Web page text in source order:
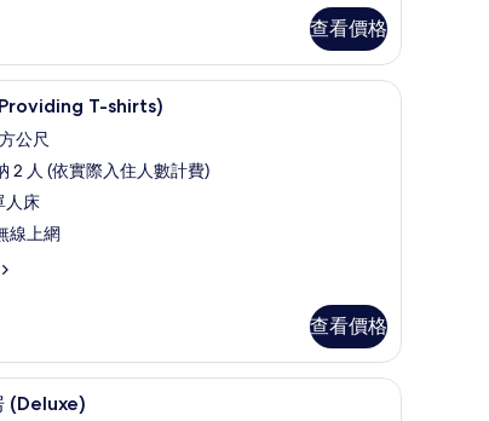
查看價格
桌 雙床房 (Providing T-shirts) | 高級寢具、迷你
T-shirts)
公尺
2 人 (依實際入住人數計費)
人床
線上網
查看價格
極品客房 (Deluxe) | 高級寢具、迷你吧、客房
(Deluxe)